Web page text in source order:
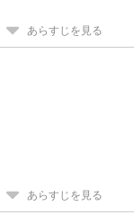
あらすじを見る
あらすじを見る